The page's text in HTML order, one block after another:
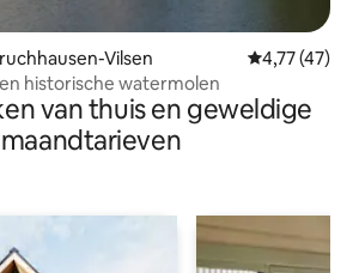
Vilsen Gemiddelde
4,77 (47)
historische watermolen
van thuis en geweldige
maandtarieven